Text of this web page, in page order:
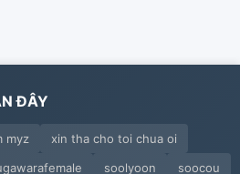
ĐÂY
myz
xin tha cho toi chua oi
soolyoon soocou